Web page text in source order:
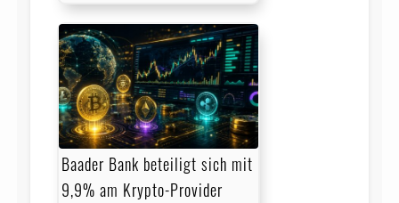
Baader Bank beteiligt sich mit
9,9% am Krypto-Provider